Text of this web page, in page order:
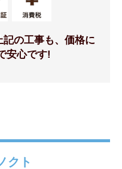
標準仕様モデル
の工事も、価格に
安心です!
クト